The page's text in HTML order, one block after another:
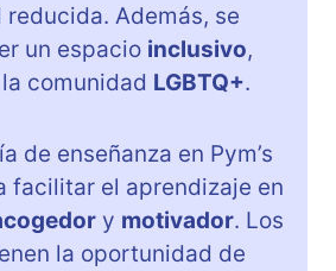
Además, se
un espacio inclusivo,
comunidad LGBTQ+.
de enseñanza en Pym’s
facilitar el aprendizaje en
y motivador. Los
la oportunidad de